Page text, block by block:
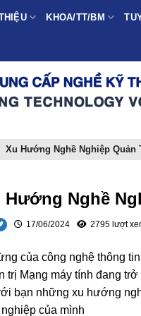
KHOA/TT/BM
Xu Hướng Nghề Nghiệp Quản
Hướng Nghề
17/06/2024 2795 lượt
của công nghệ thông
trị Mạng máy tính đang
bạn những xu hướng
của mình